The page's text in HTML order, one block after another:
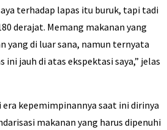
terhadap lapas itu buruk, tapi tadi
derajat. Memang makanan yang
yang di luar sana, namun ternyata
ini jauh di atas ekspektasi saya,” jelas
kepemimpinannya saat ini dirinya
makanan yang harus dipenuhi